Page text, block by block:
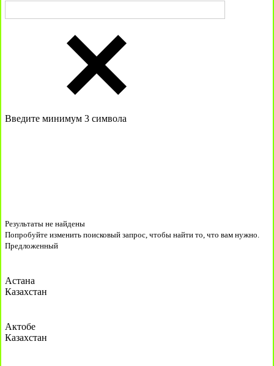
Введите минимум 3 символа
Результаты не найдены
Попробуйте изменить поисковый запрос, чтобы найти то, что вам нужно.
Предложенный
Астана
Казахстан
Актобе
Казахстан